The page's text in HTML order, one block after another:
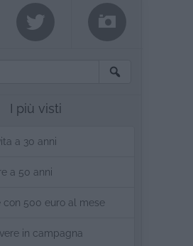
I più visti
a 30 anni
a 50 anni
con 500 euro al mese
in campagna